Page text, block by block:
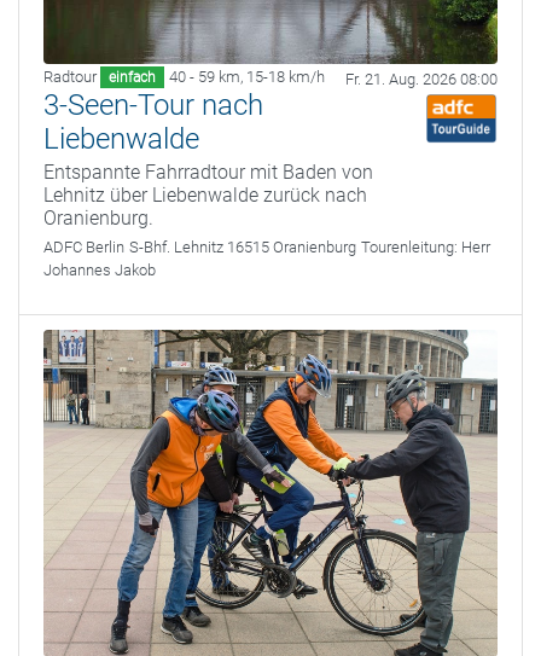
Radtour einfach 40 - 59 km, 15-18 km/h Fr. 21. Aug. 2026 08:00
3-Seen-Tour nach
Liebenwalde
Entspannte Fahrradtour mit Baden von
Lehnitz über Liebenwalde zurück nach
Oranienburg.
ADFC Berlin S-Bhf. Lehnitz 16515 Oranienburg Tourenleitung: Herr
Johannes Jakob